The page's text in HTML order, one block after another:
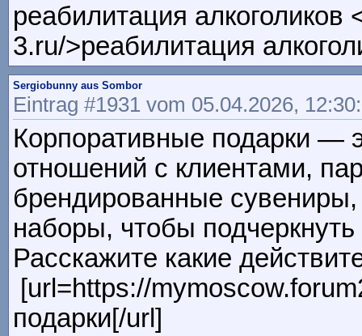
реабилитация
3.ru/>реабилитация
Sergiobunny aus Sombor
Eintrag #1931 vom 05.04.2026,
Корпоративные подарки —
отношений с клиентами,
брендированные
наборы, чтобы
Расскажите какие
[url=https://
подарки[/url]